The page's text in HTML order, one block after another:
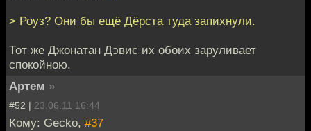
> Роуз? Они бы ещё Дёрста туда запихнули.
Тот же Джонатан Дэвис их обоих заруливает
спокойною.
Артем »
#52 | 23.06.11 16:44
Кому: Gecko, #37